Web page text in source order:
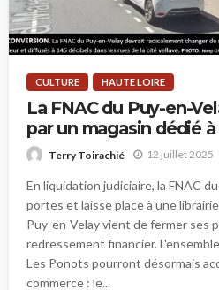
CULTURE HAUTE LOIRE
La FNAC du Puy-en-
par un magasin dédié
Terry Toirachié 12 juillet 2025
En liquidation judiciaire, la FNAC
portes et laisse place à une
Puy-en-Velay vient de fermer ses
redressement financier.
Les Ponots pourront désormais
commerce : le...